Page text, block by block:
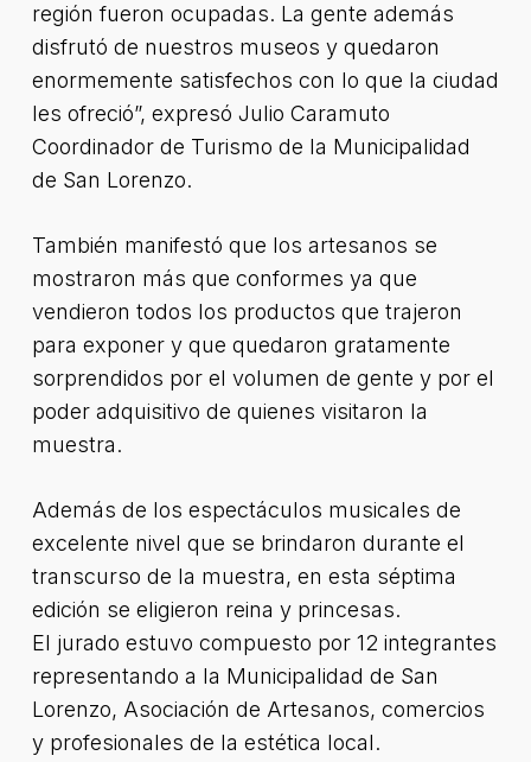
región fueron ocupadas. La gente además
disfrutó de nuestros museos y quedaron
enormemente satisfechos con lo que la ciudad
les ofreció”, expresó Julio Caramuto
Coordinador de Turismo de la Municipalidad
de San Lorenzo.
También manifestó que los artesanos se
mostraron más que conformes ya que
vendieron todos los productos que trajeron
para exponer y que quedaron gratamente
sorprendidos por el volumen de gente y por el
poder adquisitivo de quienes visitaron la
muestra.
Además de los espectáculos musicales de
excelente nivel que se brindaron durante el
transcurso de la muestra, en esta séptima
edición se eligieron reina y princesas.
El jurado estuvo compuesto por 12 integrantes
representando a la Municipalidad de San
Lorenzo, Asociación de Artesanos, comercios
y profesionales de la estética local.